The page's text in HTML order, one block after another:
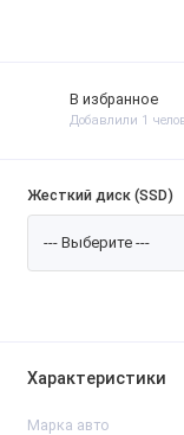
В избранное
Добавлили 1
Жесткий диск (SSD)
Характеристики
Марка авто